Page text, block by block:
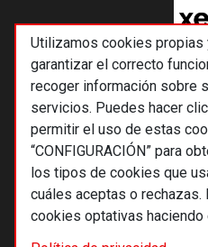
Utilizamos cookies propias
garantizar el correcto
recoger información sobre
servicios. Puedes hacer clic
permitir el uso de estas
“CONFIGURACIÓN” para
los tipos de cookies que
cuáles aceptas o rechazas.
cookies optativas haciendo
© 2026 Alternativas